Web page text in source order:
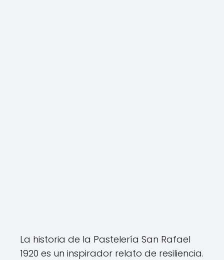
La historia de la Pastelería San Rafael
1920 es un inspirador relato de resiliencia.